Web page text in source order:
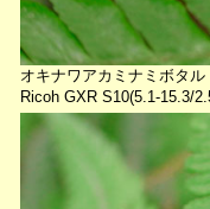
オキナワアカミナミボタル
Ricoh GXR S10(5.1-15.3/